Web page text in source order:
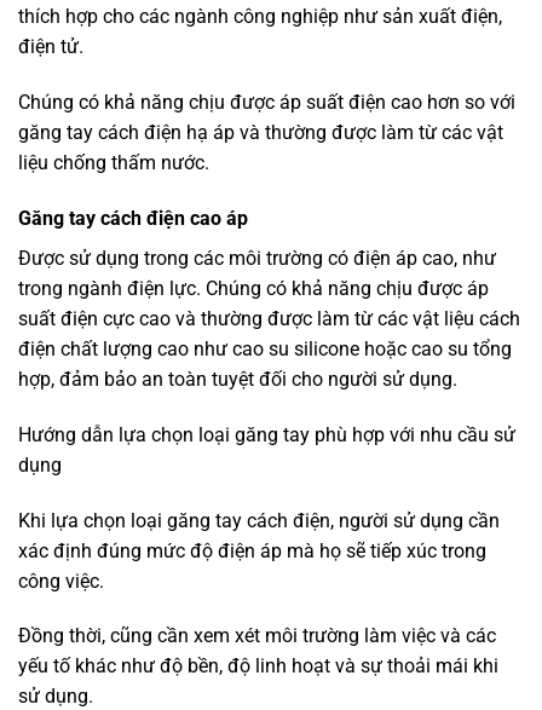
thích hợp cho các ngành công nghiệp như sản xuất điện,
điện tử.
Chúng có khả năng chịu được áp suất điện cao hơn so với
găng tay cách điện hạ áp và thường được làm từ các vật
liệu chống thấm nước.
Găng tay cách điện cao áp
Được sử dụng trong các môi trường có điện áp cao, như
trong ngành điện lực. Chúng có khả năng chịu được áp
suất điện cực cao và thường được làm từ các vật liệu cách
điện chất lượng cao như cao su silicone hoặc cao su tổng
hợp, đảm bảo an toàn tuyệt đối cho người sử dụng.
Hướng dẫn lựa chọn loại găng tay phù hợp với nhu cầu sử
dụng
Khi lựa chọn loại găng tay cách điện, người sử dụng cần
xác định đúng mức độ điện áp mà họ sẽ tiếp xúc trong
công việc.
Đồng thời, cũng cần xem xét môi trường làm việc và các
yếu tố khác như độ bền, độ linh hoạt và sự thoải mái khi
sử dụng.